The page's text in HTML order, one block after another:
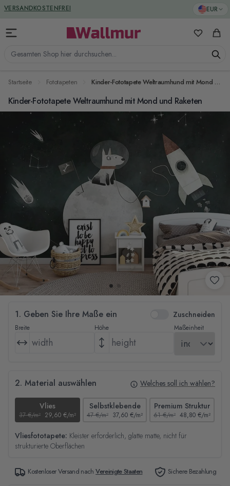
Zum Inhalt springen EUR
Gesamten Shop hier durchsuchen...
Meine
VERSANDKOSTENFREI
GREENGUARD ZERTIFIZIERT
Startseite Fototapeten Kinder-Fototapete Weltraumhund mit Mond und Raketen
Kinder-Fototapete Weltraumhund mit Mond und Raketen
1. Geben Sie Ihre Maße ein Zuschneiden
Breite Höhe Maßeinheit
2. Material auswählen Welches soll ich wählen?
Vlies
37 €/m² 29,60 €/m²
Selbstklebende
47 €/m² 37,60 €/m²
Premium Struktur
61 €/m² 48,80 €/m²
Vliesfototapete: Kleister erforderlich, glatte matte, nicht für
strukturierte Oberflächen
Kostenloser Versand nachVereinigte Staaten Sichere Bezahlung